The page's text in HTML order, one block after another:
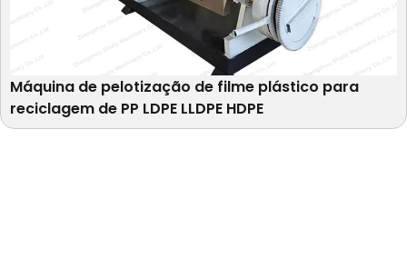
Máquina de pelotização de filme plástico para
reciclagem de PP LDPE LLDPE HDPE